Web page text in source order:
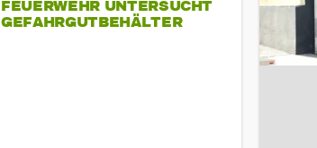
FEUERWEHR UNTERSUCHT
GEFAHRGUTBEHÄLTER